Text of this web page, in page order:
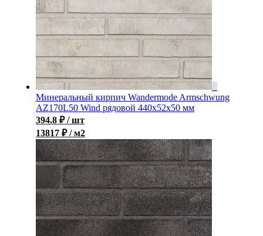
Минеральный кирпич Wandermode Armschwung
AZ170L50 Wind рядовой 440x52x50 мм
394.8 ₽ / шт
13817 ₽ / м2